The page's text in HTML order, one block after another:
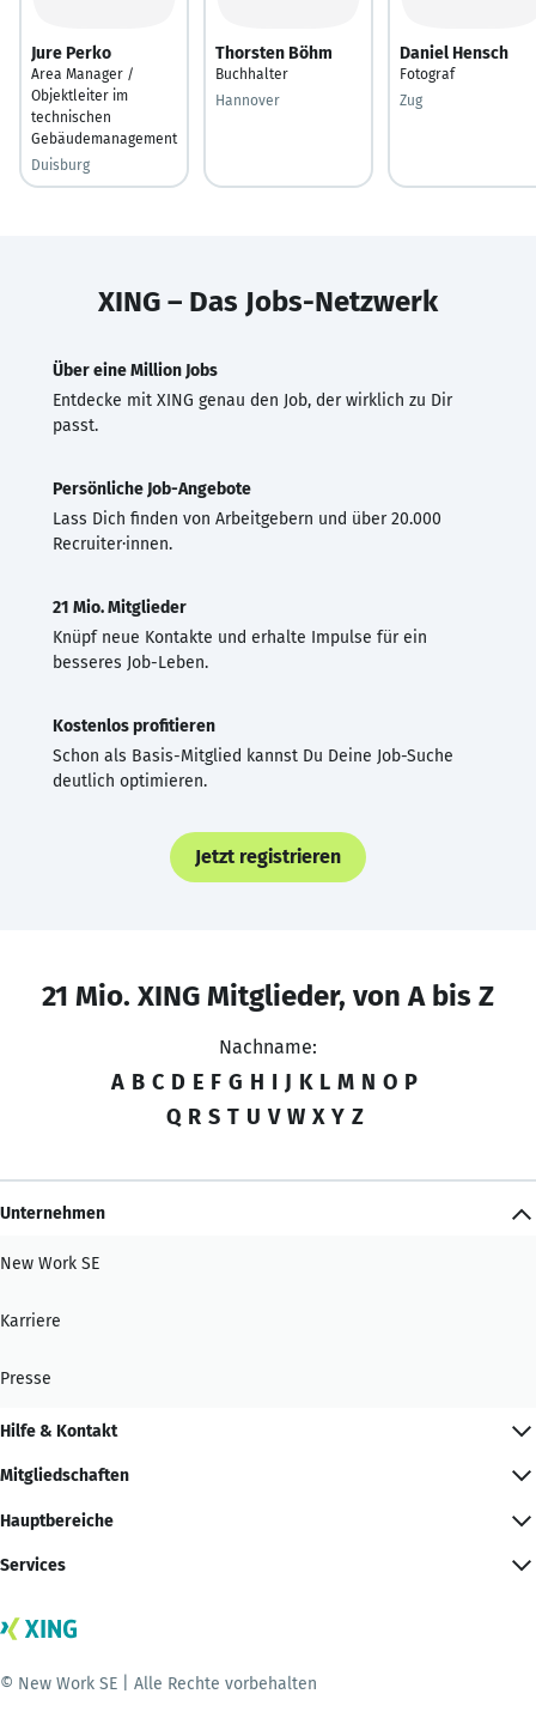
Jure Perko
Area Manager /
Objektleiter im
technischen
Gebäudemanagement
Duisburg
Thorsten Böhm
Buchhalter
Hannover
Daniel Hensch
Fotograf
Zug
XING – Das Jobs-Netzwerk
Über eine Million Jobs
Entdecke mit XING genau den Job, der wirklich zu Dir
passt.
Persönliche Job-Angebote
Lass Dich finden von Arbeitgebern und über 20.000
Recruiter·innen.
21 Mio. Mitglieder
Knüpf neue Kontakte und erhalte Impulse für ein
besseres Job-Leben.
Kostenlos profitieren
Schon als Basis-Mitglied kannst Du Deine Job-Suche
deutlich optimieren.
Jetzt registrieren
21 Mio. XING Mitglieder, von A bis Z
Nachname:
A B C D E F G H I J K L M N O P
Q R S T U V W X Y Z
Unternehmen
New Work SE
Karriere
Presse
Hilfe & Kontakt
Mitgliedschaften
Hauptbereiche
Services
© New Work SE | Alle Rechte vorbehalten